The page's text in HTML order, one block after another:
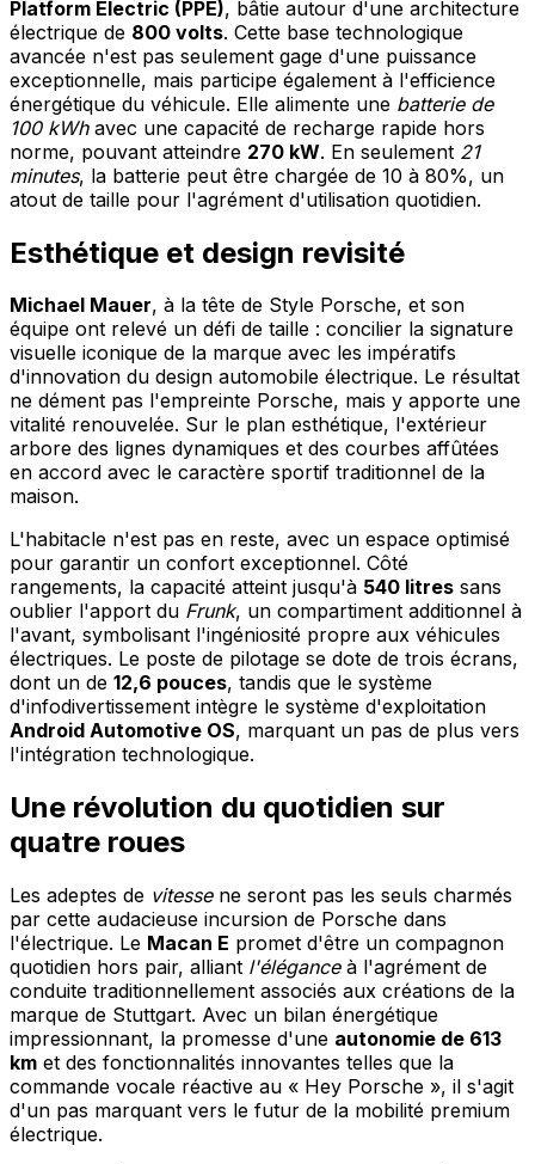
Platform Electric (PPE), bâtie autour d'une architecture
électrique de 800 volts. Cette base technologique
avancée n'est pas seulement gage d'une puissance
exceptionnelle, mais participe également à l'efficience
énergétique du véhicule. Elle alimente une batterie de
100 kWhavec une capacité de recharge rapide hors
norme, pouvant atteindre 270 kW. En seulement 21
minutes, la batterie peut être chargée de 10 à 80%, un
atout de taille pour l'agrément d'utilisation quotidien.
Esthétique et design revisité
Michael Mauer, à la tête de Style Porsche, et son
équipe ont relevé un défi de taille : concilier la signature
visuelle iconique de la marque avec les impératifs
d'innovation du design automobile électrique. Le résultat
ne dément pas l'empreinte Porsche, mais y apporte une
vitalité renouvelée. Sur le plan esthétique, l'extérieur
arbore des lignes dynamiques et des courbes affûtées
en accord avec le caractère sportif traditionnel de la
maison.
L'habitacle n'est pas en reste, avec un espace optimisé
pour garantir un confort exceptionnel. Côté
rangements, la capacité atteint jusqu'à 540 litres sans
oublier l'apport du Frunk, un compartiment additionnel à
l'avant, symbolisant l'ingéniosité propre aux véhicules
électriques. Le poste de pilotage se dote de trois écrans,
dont un de 12,6 pouces, tandis que le système
d'infodivertissement intègre le système d'exploitation
Android Automotive OS, marquant un pas de plus vers
l'intégration technologique.
Une révolution du quotidien sur
quatre roues
Les adeptes de vitessene seront pas les seuls charmés
par cette audacieuse incursion de Porsche dans
l'électrique. Le Macan E promet d'être un compagnon
quotidien hors pair, alliant l'éléganceà l'agrément de
conduite traditionnellement associés aux créations de la
marque de Stuttgart. Avec un bilan énergétique
impressionnant, la promesse d'une autonomie de 613
km et des fonctionnalités innovantes telles que la
commande vocale réactive au « Hey Porsche », il s'agit
d'un pas marquant vers le futur de la mobilité premium
électrique.